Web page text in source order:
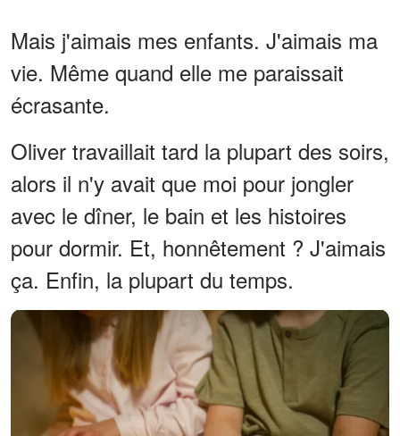
Mais j'aimais mes enfants. J'aimais ma
vie. Même quand elle me paraissait
écrasante.
Oliver travaillait tard la plupart des soirs,
alors il n'y avait que moi pour jongler
avec le dîner, le bain et les histoires
pour dormir. Et, honnêtement ? J'aimais
ça. Enfin, la plupart du temps.